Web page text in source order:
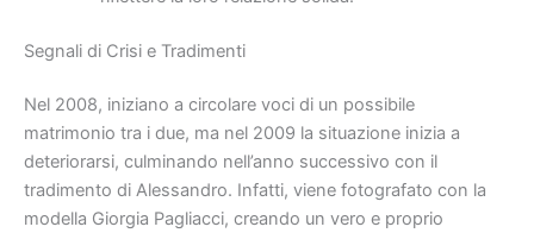
Segnali di Crisi e Tradimenti
Nel 2008, iniziano a circolare voci di un possibile
matrimonio tra i due, ma nel 2009 la situazione inizia a
deteriorarsi, culminando nell’anno successivo con il
tradimento di Alessandro. Infatti, viene fotografato con la
modella Giorgia Pagliacci, creando un vero e proprio